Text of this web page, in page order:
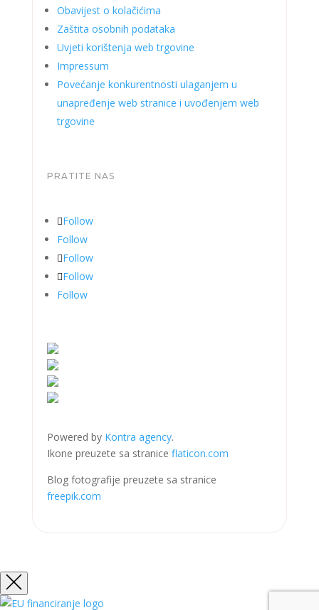
Obavijest o kolačićima
Zaštita osobnih podataka
Uvjeti korištenja web trgovine
Impressum
Povećanje konkurentnosti ulaganjem u
unapređenje web stranice i uvođenjem web
trgovine
PRATITE NAS
Follow
Follow
Follow
Follow
Follow
Powered byKontra agency.
Ikone preuzete sa stranice flaticon.com
Blog fotografije preuzete sa stranice
freepik.com